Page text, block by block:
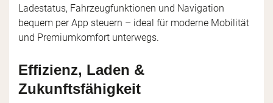
Ladestatus, Fahrzeugfunktionen und Navigation
bequem per App steuern – ideal für moderne Mobilität
und Premiumkomfort unterwegs.
Effizienz, Laden &
Zukunftsfähigkeit